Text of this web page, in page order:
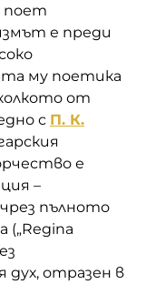
поет
е преди
му поетика
от
с П. К.
е
–
пълното
(„Regina
дух, отразен в